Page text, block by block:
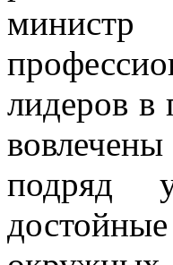
министр
лидеров в
подряд